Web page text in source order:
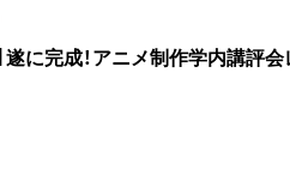
遂に完成！アニメ制作学内講評会